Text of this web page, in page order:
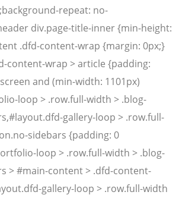
repeat: no-
div.page-title-inner {min-height:
.dfd-content-wrap {margin: 0px;}
content-wrap > article {padding:
and (min-width: 1101px)
loop > .row.full-width > .blog-
gallery-loop > .row.full-
sidebars {padding: 0
loop > .row.full-width > .blog-
> #main-content > .dfd-content-
gallery-loop > .row.full-width